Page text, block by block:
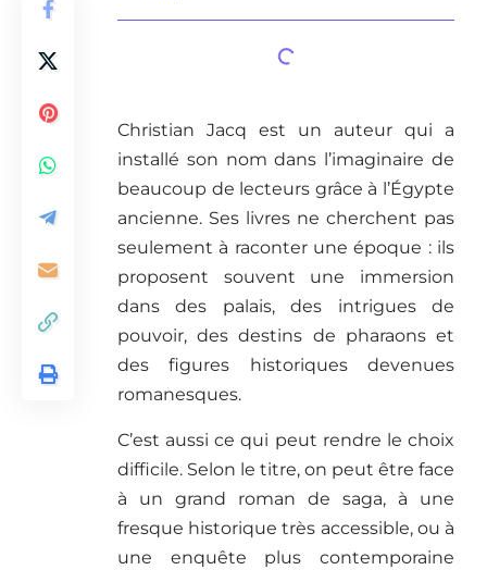
Christian Jacq est un auteur qui a
installé son nom dans l’imaginaire de
beaucoup de lecteurs grâce à l’Égypte
ancienne. Ses livres ne cherchent pas
seulement à raconter une époque : ils
proposent souvent une immersion
dans des palais, des intrigues de
pouvoir, des destins de pharaons et
des figures historiques devenues
romanesques.
C’est aussi ce qui peut rendre le choix
difficile. Selon le titre, on peut être face
à un grand roman de saga, à une
fresque historique très accessible, ou à
une enquête plus contemporaine